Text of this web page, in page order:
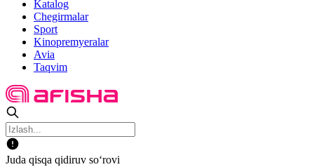
Katalog
Chegirmalar
Sport
Kinopremyeralar
Avia
Taqvim
Juda qisqa qidiruv so‘rovi